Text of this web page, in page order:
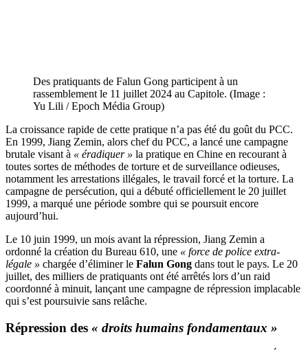
Des pratiquants de Falun Gong participent à un
rassemblement le 11 juillet 2024 au Capitole. (Image :
Yu Lili / Epoch Média Group)
La croissance rapide de cette pratique n’a pas été du goût du PCC.
En 1999, Jiang Zemin, alors chef du PCC, a lancé une campagne
brutale visant à « éradiquer » la pratique en Chine en recourant à
toutes sortes de méthodes de torture et de surveillance odieuses,
notamment les arrestations illégales, le travail forcé et la torture. La
campagne de persécution, qui a débuté officiellement le 20 juillet
1999, a marqué une période sombre qui se poursuit encore
aujourd’hui.
Le 10 juin 1999, un mois avant la répression, Jiang Zemin a
ordonné la création du Bureau 610, une « force de police extra-
légale » chargée d’éliminer le Falun Gong dans tout le pays. Le 20
juillet, des milliers de pratiquants ont été arrêtés lors d’un raid
coordonné à minuit, lançant une campagne de répression implacable
qui s’est poursuivie sans relâche.
Répression des « droits humains fondamentaux »